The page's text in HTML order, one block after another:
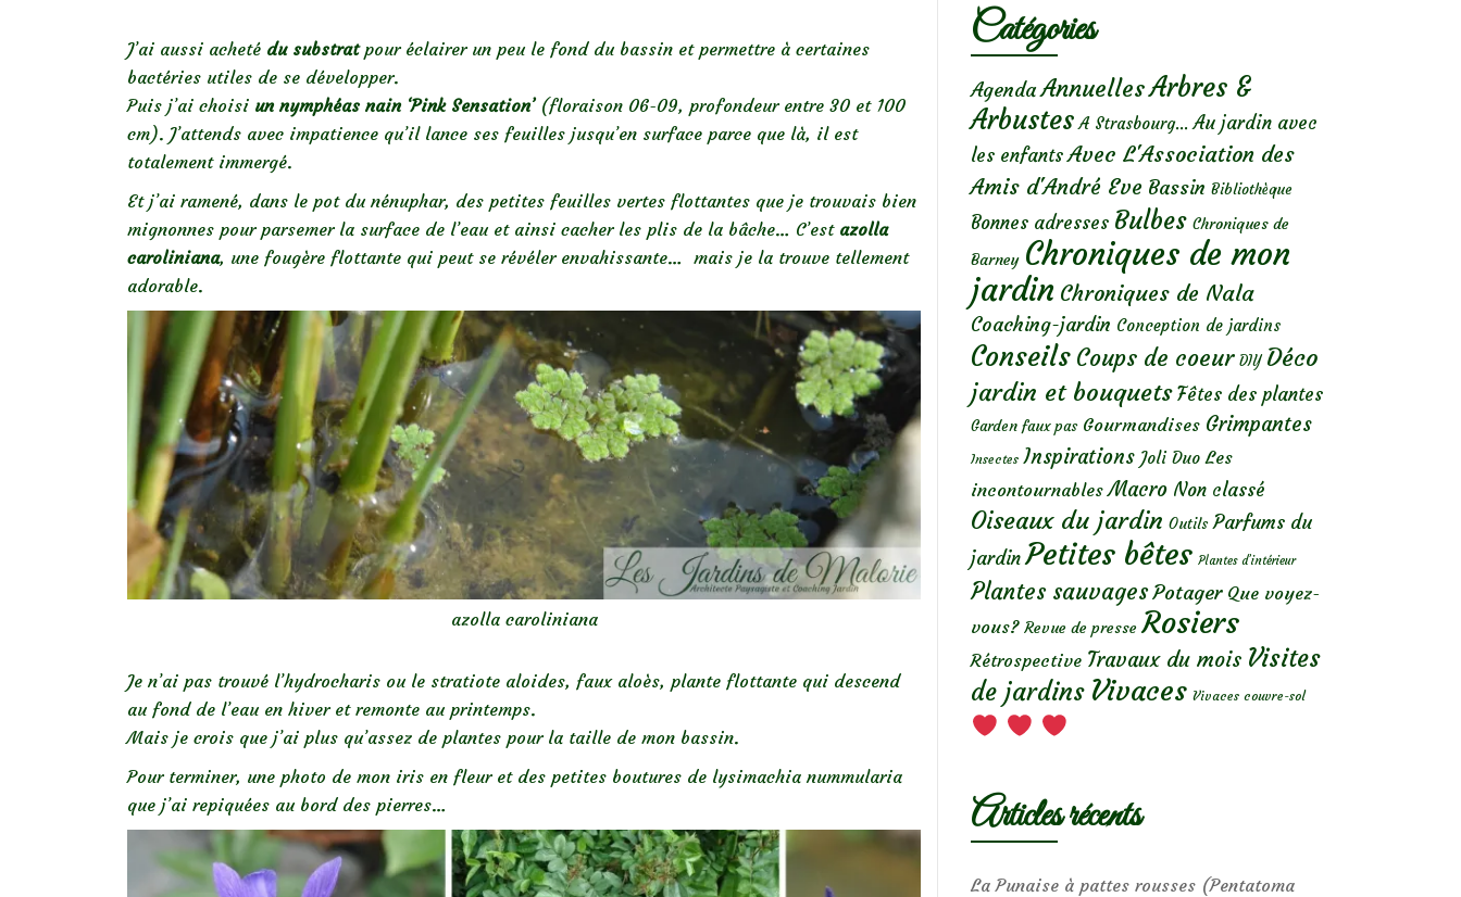
J’ai aussi acheté du substratpour éclairer un peu le fond du bassin et permettre à certaines
bactéries utiles de se développer.
Puis j’ai choisi un nymphéas nain ‘Pink Sensation’(floraison 06-09, profondeur entre 30 et 100
cm). J’attends avec impatience qu’il lance ses feuilles jusqu’en surface parce que là, il est
totalement immergé.
Et j’ai ramené, dans le pot du nénuphar, des petites feuilles vertes flottantes que je trouvais bien
mignonnes pour parsemer la surface de l’eau et ainsi cacher les plis de la bâche… C’est azolla
caroliniana, une fougère flottante qui peut se révéler envahissante… mais je la trouve tellement
adorable.
azolla caroliniana
Je n’ai pas trouvé l’hydrocharis ou le stratiote aloides, faux aloès, plante flottante qui descend
au fond de l’eau en hiver et remonte au printemps.
Mais je crois que j’ai plus qu’assez de plantes pour la taille de mon bassin.
Pour terminer, une photo de mon iris en fleur et des petites boutures de lysimachia nummularia
que j’ai repiquées au bord des pierres…
Catégories
Agenda AnnuellesArbres &
Arbustes A Strasbourg... Au jardin avec
les enfants Avec L'Association des
Amis d'André Eve Bassin Bibliothèque
Bonnes adresses Bulbes Chroniques de
Barney Chroniques de mon
jardin Chroniques de Nala
Coaching-jardin Conception de jardins
Conseils Coups de coeur DIY Déco
jardin et bouquets Fêtes des plantes
Garden faux pas Gourmandises Grimpantes
Insectes Inspirations Joli Duo Les
incontournables Macro Non classé
Oiseaux du jardin Outils Parfums du
jardin Petites bêtes Plantes d’intérieur
Plantes sauvages Potager Que voyez-
vous? Revue de presse Rosiers
Rétrospective Travaux du mois Visites
de jardins Vivaces Vivaces couvre-sol
Articles récents
La Punaise à pattes rousses (Pentatoma